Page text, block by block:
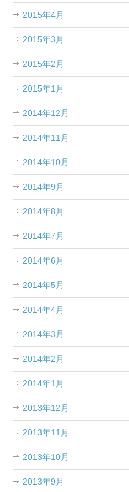
2015年4月
2015年3月
2015年2月
2015年1月
2014年12月
2014年11月
2014年10月
2014年9月
2014年8月
2014年7月
2014年6月
2014年5月
2014年4月
2014年3月
2014年2月
2014年1月
2013年12月
2013年11月
2013年10月
2013年9月